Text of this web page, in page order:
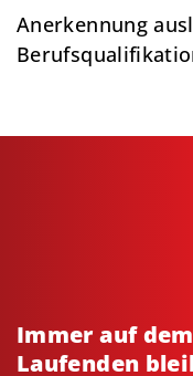
Anerkennung
Immer auf dem
Laufenden